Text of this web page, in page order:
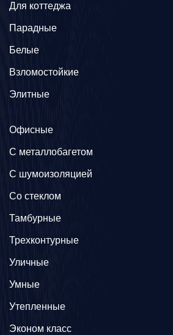
Для коттеджа
Парадные
Белые
Взломостойкие
Элитные
Офисные
C металлобагетом
С шумоизоляцией
Со стеклом
Тамбурные
Трехконтурные
Уличные
Умные
Утепленные
Эконом класс